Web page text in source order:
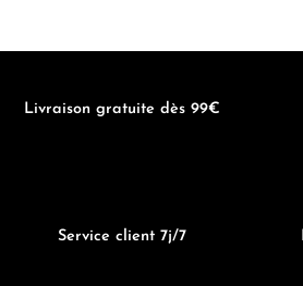
Livraison gratuite dès 99€
Service client 7j/7